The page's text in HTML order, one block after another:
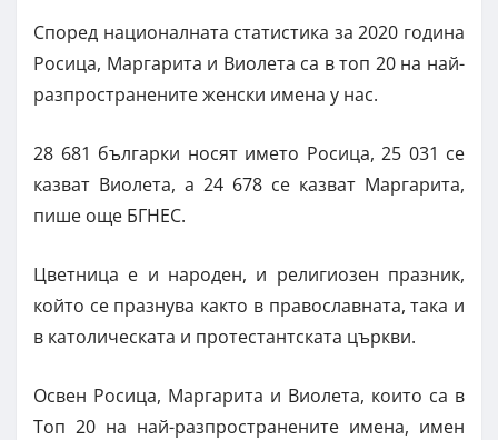
Според националната статистика за 2020 година
Росица, Маргарита и Виолета са в топ 20 на най-
разпространените женски имена у нас.
28 681 българки носят името Росица, 25 031 се
казват Виолета, а 24 678 се казват Маргарита,
пише още БГНЕС.
Цветница е и народен, и религиозен празник,
който се празнува както в православната, така и
в католическата и протестантската църкви.
Освен Росица, Маргарита и Виолета, които са в
Топ 20 на най-разпространените имена, имен